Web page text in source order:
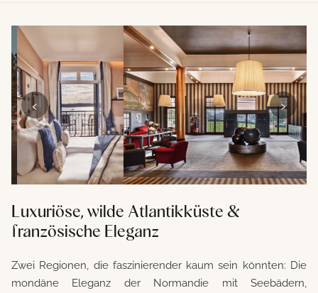
‹ ›
Luxuriöse, wilde Atlantikküste &
französische Eleganz
Zwei Regionen, die faszinierender kaum sein könnten: Die
mondäne Eleganz der Normandie mit Seebädern,